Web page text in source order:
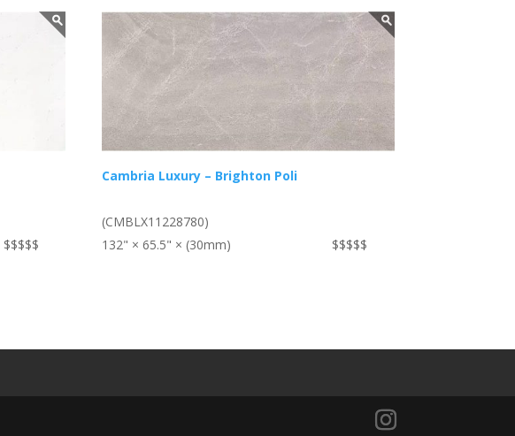
$$$$$
Cambria Luxury – Brighton Poli
(CMBLX11228780)
132" × 65.5" × (30mm)
$$$$$